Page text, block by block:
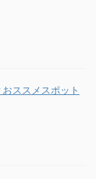
ススメスポット